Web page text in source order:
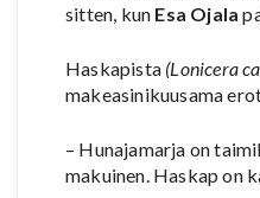
sitten, kun Esa Ojala
Haskapista (Lonicera
makeasinikuusama
– Hunajamarja on
makuinen. Haskap on